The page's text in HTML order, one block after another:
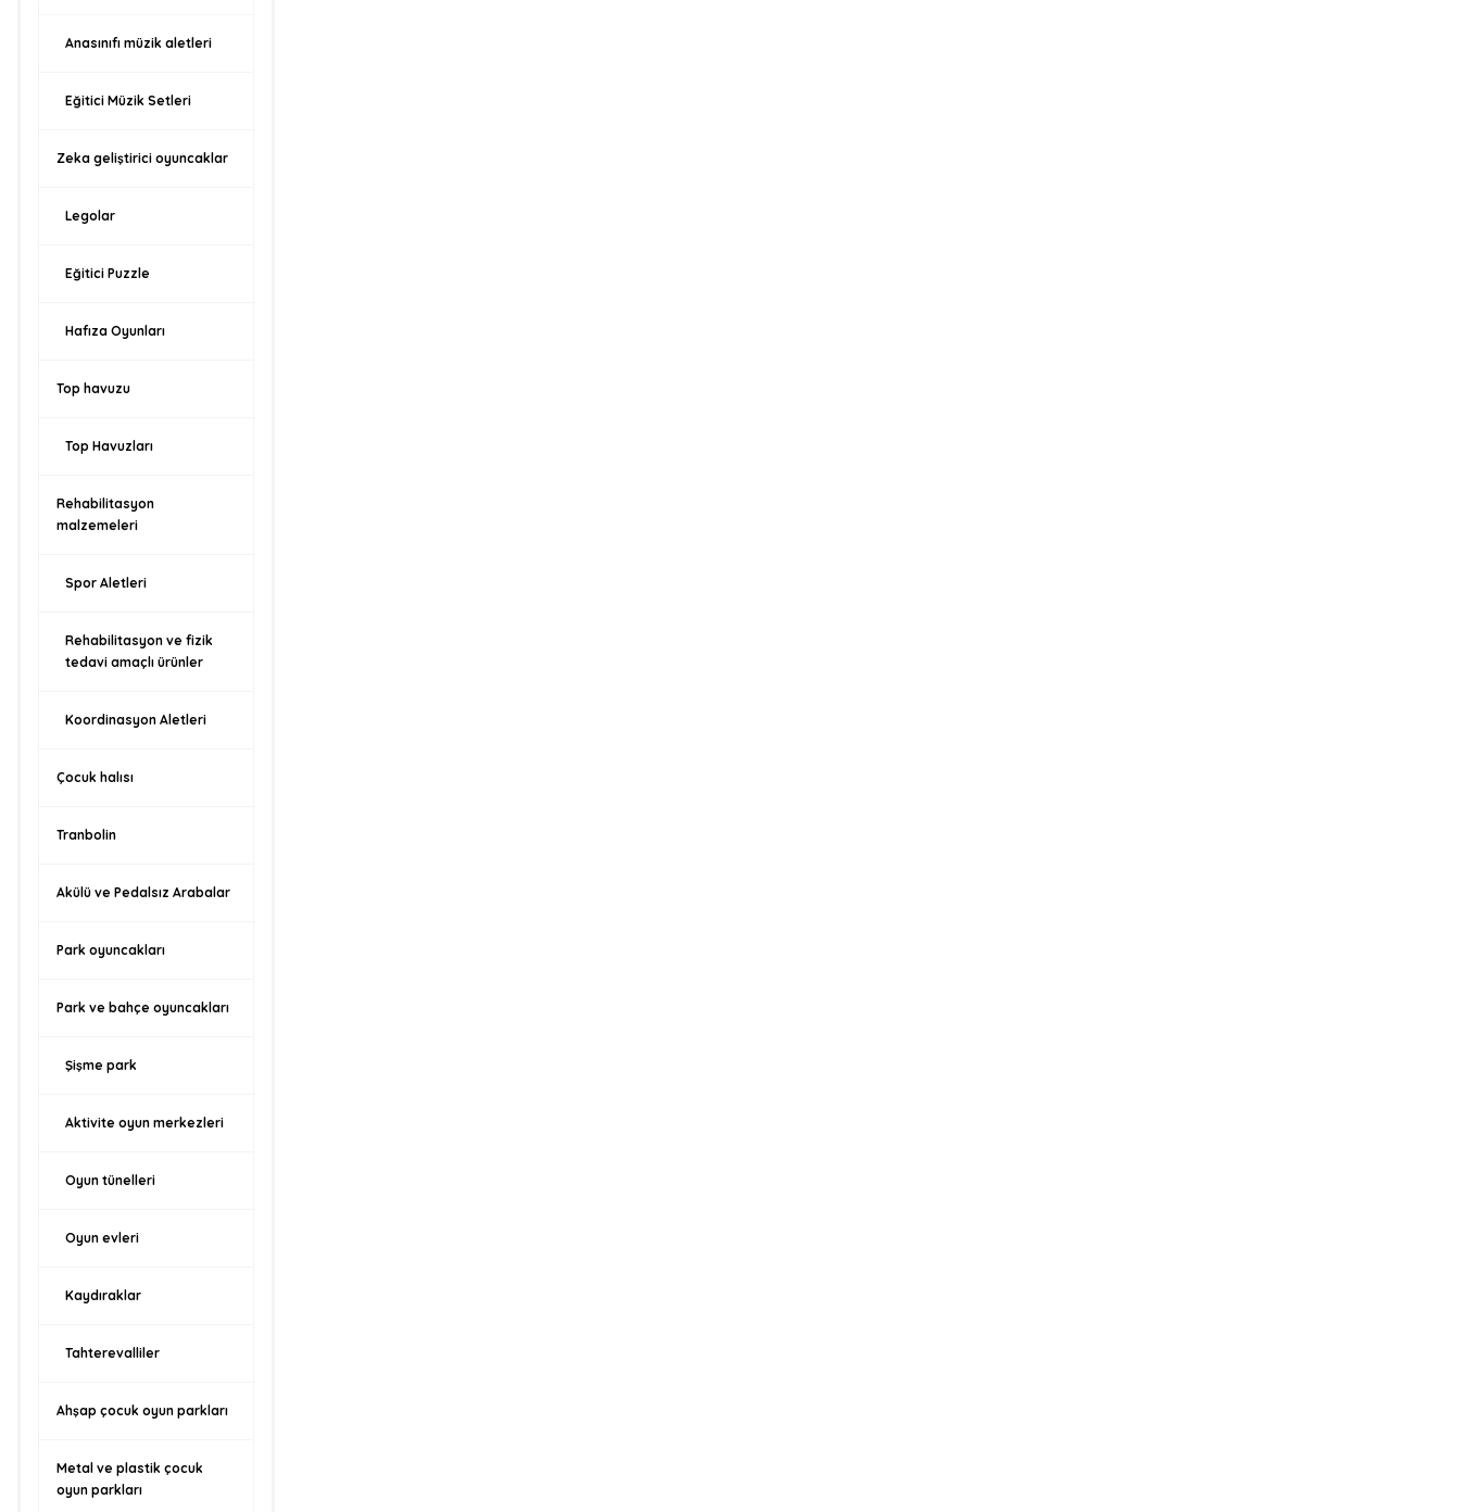
Anasınıfı müzik aletleri
Eğitici Müzik Setleri
Zeka geliştirici oyuncaklar
Legolar
Eğitici Puzzle
Hafıza Oyunları
Top havuzu
Top Havuzları
Rehabilitasyon
malzemeleri
Spor Aletleri
Rehabilitasyon ve fizik
tedavi amaçlı ürünler
Koordinasyon Aletleri
Çocuk halısı
Tranbolin
Akülü ve Pedalsız Arabalar
Park oyuncakları
Park ve bahçe oyuncakları
Şişme park
Aktivite oyun merkezleri
Oyun tünelleri
Oyun evleri
Kaydıraklar
Tahterevalliler
Ahşap çocuk oyun parkları
Metal ve plastik çocuk
oyun parkları